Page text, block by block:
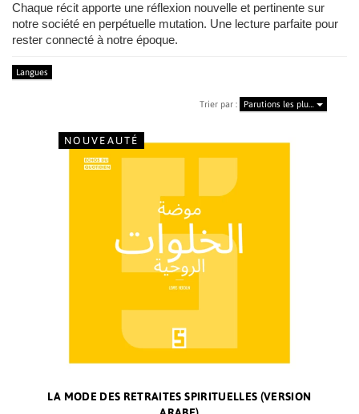
Chaque récit apporte une réflexion nouvelle et pertinente sur
notre société en perpétuelle mutation. Une lecture parfaite pour
rester connecté à notre époque.
Langues
Trier par : Parutions les plu…
NOUVEAUTÉ
LA MODE DES RETRAITES SPIRITUELLES (VERSION